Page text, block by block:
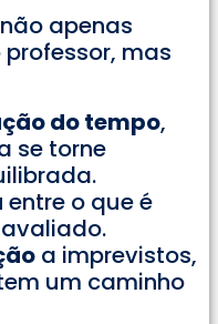
apenas
mas
do tempo,
se torne
entre o que é
a imprevistos,
um caminho